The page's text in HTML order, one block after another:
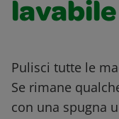
Pulisci tutte le
Se rimane
con una spugna